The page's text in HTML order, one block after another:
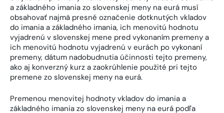
a základného imania zo slovenskej meny na eurá musí
obsahovať najmä presné označenie dotknutých vkladov
do imania a základného imania, ich menovitú hodnotu
vyjadrenú v slovenskej mene pred vykonaním premeny a
ich menovitú hodnotu vyjadrenú v eurách po vykonaní
premeny, dátum nadobudnutia účinnosti tejto premeny,
ako aj konverzný kurz a zaokrúhlenie použité pri tejto
premene zo slovenskej meny na eurá.
Premenou menovitej hodnoty vkladov do imania a
základného imania zo slovenskej meny na eurá podľa